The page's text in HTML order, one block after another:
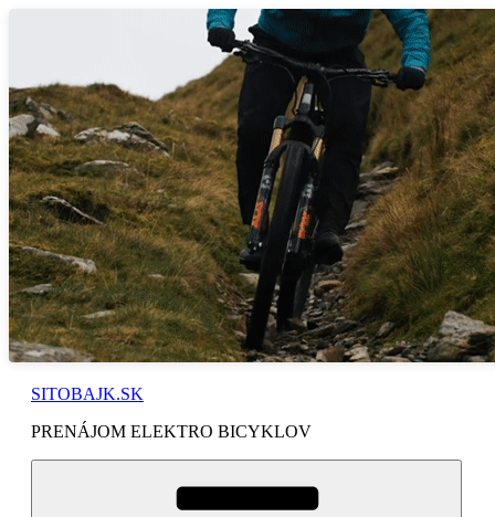
SITOBAJK.SK
PRENÁJOM ELEKTRO BICYKLOV